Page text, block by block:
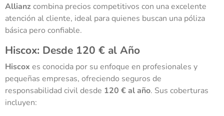
Allianz combina precios competitivos con una excelente
atención al cliente, ideal para quienes buscan una póliza
básica pero confiable.
Hiscox: Desde 120 € al Año
Hiscox es conocida por su enfoque en profesionales y
pequeñas empresas, ofreciendo seguros de
responsabilidad civil desde 120 € al año. Sus coberturas
incluyen: